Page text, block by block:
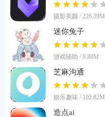
摄影美颜 / 226.39M
迷你兔子
游戏辅助 / 9.88M
芝麻沟通
娱乐趣味 / 102.82M
造点ai